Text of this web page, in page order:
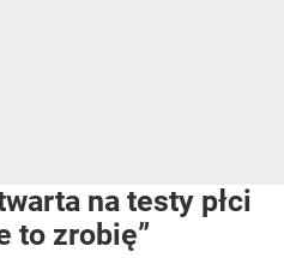
na testy płci
to zrobię”